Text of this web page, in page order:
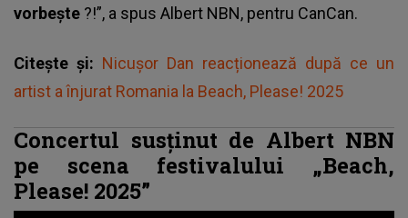
vorbește ?!”, a spus Albert NBN, pentru CanCan.
Citește și: Nicușor Dan reacționează după ce un
artist a înjurat Romania la Beach, Please! 2025
Concertul susținut de Albert NBN
pe scena festivalului „Beach,
Please! 2025”